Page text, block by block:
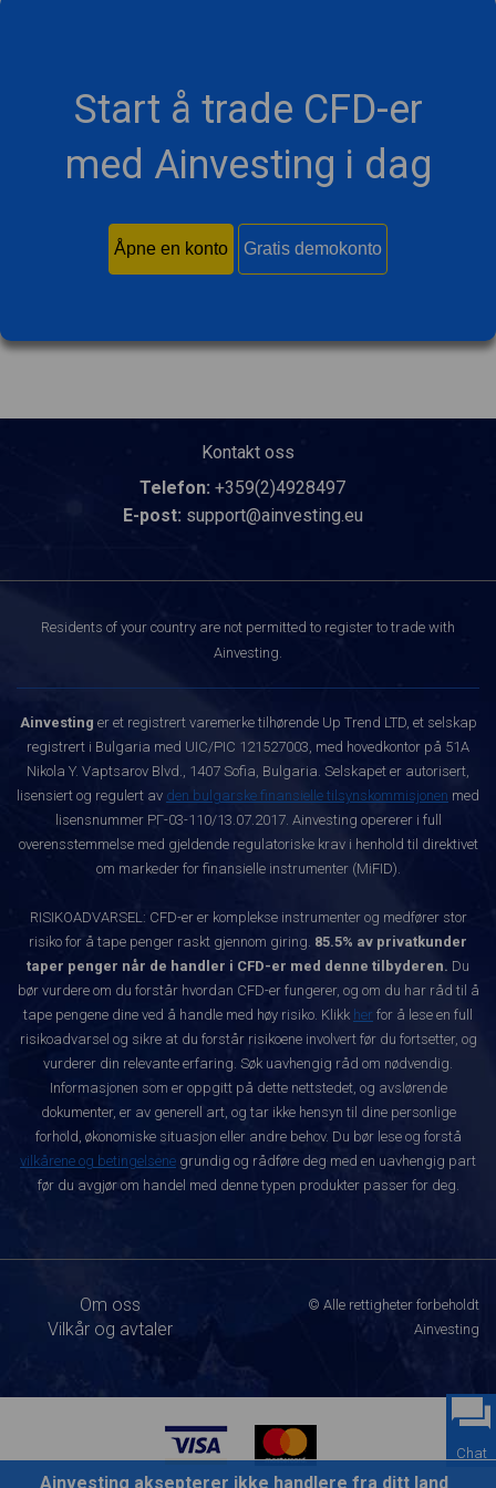
Start å trade CFD-er
med Ainvesting i dag
Åpne en konto Gratis demokonto
Kontakt oss
Telefon: +359(2)4928497
E-post: support@ainvesting.eu
Residents of your country are not permitted to register to trade with
Ainvesting.
Ainvesting er et registrert varemerke tilhørende Up Trend LTD, et selskap
registrert i Bulgaria med UIC/PIC 121527003, med hovedkontor på 51A
Nikola Y. Vaptsarov Blvd., 1407 Sofia, Bulgaria. Selskapet er autorisert,
lisensiert og regulert av den bulgarske finansielle tilsynskommisjonen med
lisensnummer РГ-03-110/13.07.2017. Ainvesting opererer i full
overensstemmelse med gjeldende regulatoriske krav i henhold til direktivet
om markeder for finansielle instrumenter (MiFID).
RISIKOADVARSEL: CFD-er er komplekse instrumenter og medfører stor
risiko for å tape penger raskt gjennom giring. 85.5% av privatkunder
taper penger når de handler i CFD-er med denne tilbyderen. Du
bør vurdere om du forstår hvordan CFD-er fungerer, og om du har råd til å
tape pengene dine ved å handle med høy risiko. Klikk her for å lese en full
risikoadvarsel og sikre at du forstår risikoene involvert før du fortsetter, og
vurderer din relevante erfaring. Søk uavhengig råd om nødvendig.
Informasjonen som er oppgitt på dette nettstedet, og avslørende
dokumenter, er av generell art, og tar ikke hensyn til dine personlige
forhold, økonomiske situasjon eller andre behov. Du bør lese og forstå
vilkårene og betingelsene grundig og rådføre deg med en uavhengig part
før du avgjør om handel med denne typen produkter passer for deg.
Om oss
Vilkår og avtaler
© Alle rettigheter forbeholdt
Ainvesting
Chat
Ainvesting aksepterer ikke handlere fra ditt land